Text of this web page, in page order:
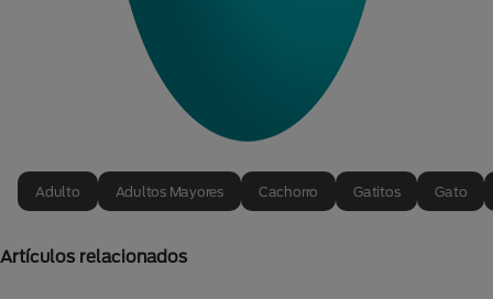
Adulto Adultos Mayores Cachorro Gatitos Gato
Artículos relacionados